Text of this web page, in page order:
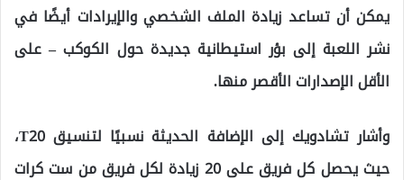
يمكن أن تساعد زيادة الملف الشخصي والإيرادات أيضًا في
نشر اللعبة إلى بؤر استيطانية جديدة حول الكوكب – على
الأقل الإصدارات الأقصر منها.
وأشار تشادويك إلى الإضافة الحديثة نسبيًا لتنسيق T20،
حيث يحصل كل فريق على 20 زيادة لكل فريق من ست كرات